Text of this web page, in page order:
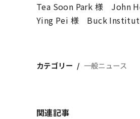
Tea Soon Park 様 John
Ying Pei 様 Buck
カテゴリー 一般ニュース
関連記事